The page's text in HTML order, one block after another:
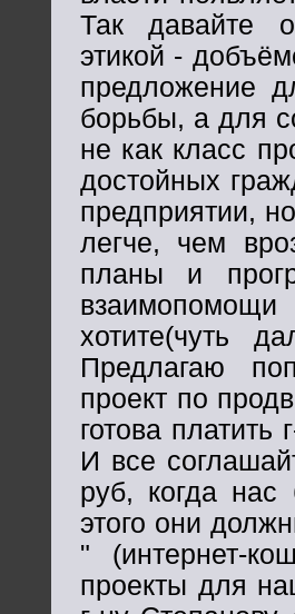
Так давайте
этикой -
предложение
борьбы, а для
не как класс
достойных
предприятии,
легче, чем
планы и
хотите(чуть
Предлагаю
проект по
готова
И все
руб, когда
этого они
" (интернет-
проекты для